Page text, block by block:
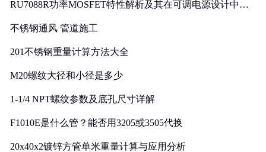
RU7088R功率MOSFET特性解析及其在可调电源设计中的
不锈钢通风 管道施工
201不锈钢重量计算方法大全
M20螺纹大径和小径是多少
1-1/4 NPT螺纹参数及底孔尺寸详解
F1010E是什么管？能否用3205或3505代换
20x40x2镀锌方管单米重量计算与应用分析